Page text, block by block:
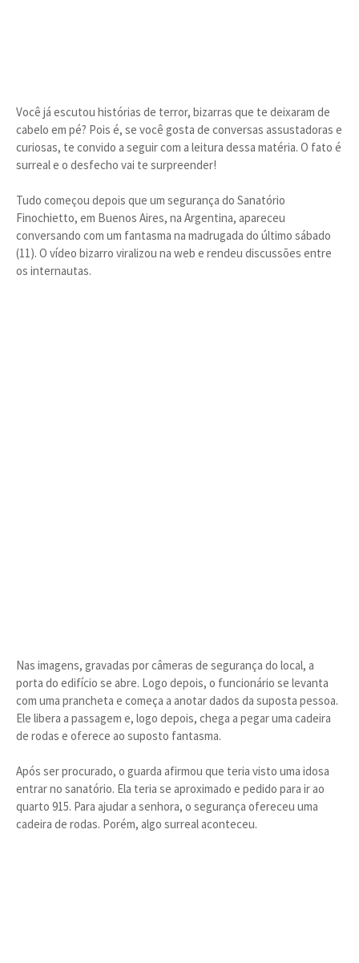
Você já escutou histórias de terror, bizarras que te deixaram de
cabelo em pé? Pois é, se você gosta de conversas assustadoras e
curiosas, te convido a seguir com a leitura dessa matéria. O fato é
surreal e o desfecho vai te surpreender!
Tudo começou depois que um segurança do Sanatório
Finochietto, em Buenos Aires, na Argentina, apareceu
conversando com um fantasma na madrugada do último sábado
(11). O vídeo bizarro viralizou na web e rendeu discussões entre
os internautas.
Nas imagens, gravadas por câmeras de segurança do local, a
porta do edifício se abre. Logo depois, o funcionário se levanta
com uma prancheta e começa a anotar dados da suposta pessoa.
Ele libera a passagem e, logo depois, chega a pegar uma cadeira
de rodas e oferece ao suposto fantasma.
Após ser procurado, o guarda afirmou que teria visto uma idosa
entrar no sanatório. Ela teria se aproximado e pedido para ir ao
quarto 915. Para ajudar a senhora, o segurança ofereceu uma
cadeira de rodas. Porém, algo surreal aconteceu.